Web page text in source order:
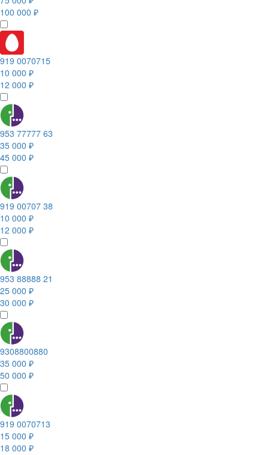
100 000 ₽
919 0070715
10 000 ₽
12 000 ₽
953 77777 63
35 000 ₽
45 000 ₽
919 00707 38
10 000 ₽
12 000 ₽
953 88888 21
25 000 ₽
30 000 ₽
9308800880
35 000 ₽
50 000 ₽
919 0070713
15 000 ₽
18 000 ₽